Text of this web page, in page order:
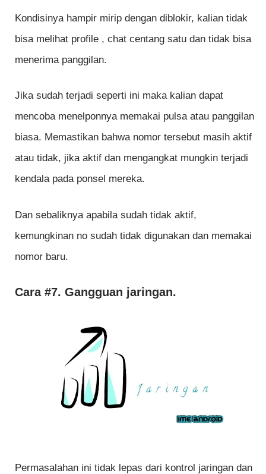
Kondisinya hampir mirip dengan diblokir, kalian tidak
bisa melihat profile , chat centang satu dan tidak bisa
menerima panggilan.
Jika sudah terjadi seperti ini maka kalian dapat
mencoba menelponnya memakai pulsa atau panggilan
biasa. Memastikan bahwa nomor tersebut masih aktif
atau tidak, jika aktif dan mengangkat mungkin terjadi
kendala pada ponsel mereka.
Dan sebaliknya apabila sudah tidak aktif,
kemungkinan no sudah tidak digunakan dan memakai
nomor baru.
Cara #7. Gangguan jaringan.
Permasalahan ini tidak lepas dari kontrol jaringan dan